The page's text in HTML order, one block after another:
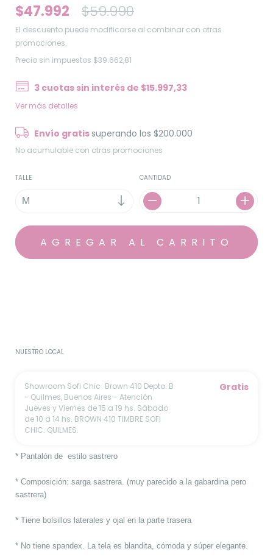
$47.992 $59.990
El descuento puede modificarse al combinar con otras
promociones.
Precio sin impuestos $39.662,81
3 cuotas sin interés de $15.997,33
Ver más detalles
Envío gratis superando los$200.000
No acumulable con otras promociones
TALLE CANTIDAD
NUESTRO LOCAL
Showroom Sofi Chic Brown 410 Depto. B
- Quilmes, Buenos Aires - Atención
Jueves y Viernes de 15 a 19 hs. Sábado
de 10 a 14 hs. BROWN 410 TIMBRE SOFI
CHIC. QUILMES.
Gratis
* Pantalón de estilo sastrero
* Composición: sarga sastrera. (muy parecido a la gabardina pero
sastrera)
* Tiene bolsillos laterales y ojal en la parte trasera
* No tiene spandex. La tela es blandita, cómoda y súper elegante.